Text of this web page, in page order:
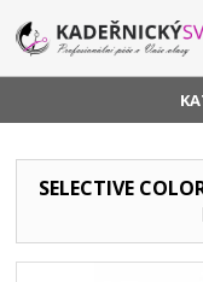
SELECTIVE